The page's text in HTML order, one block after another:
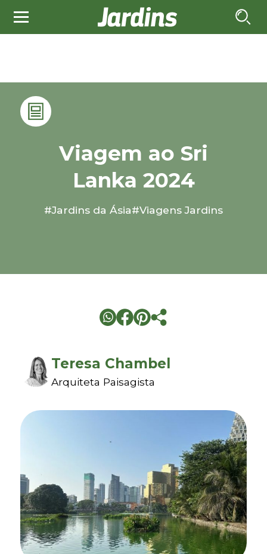
Viagem ao Sri
Lanka 2024
#Jardins da Ásia#Viagens Jardins
Teresa Chambel
Arquiteta Paisagista